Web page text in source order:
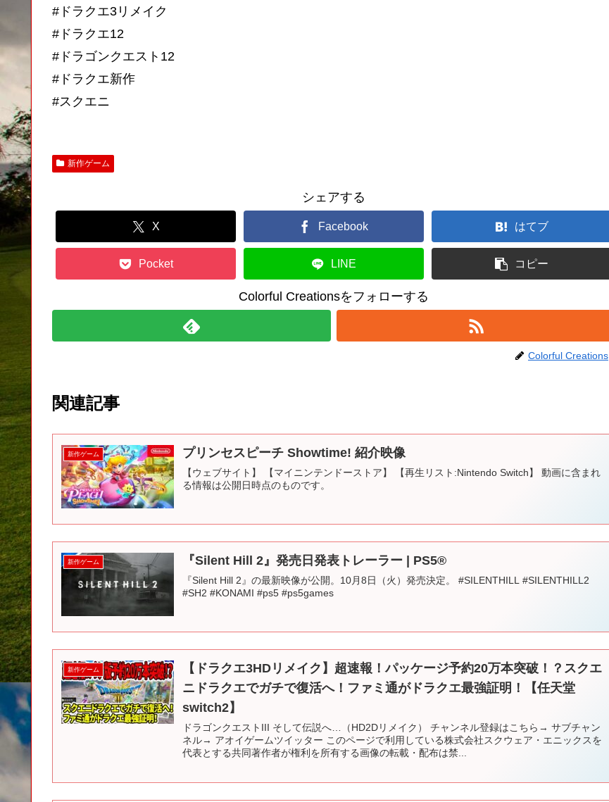
#ドラクエ3リメイク
#ドラクエ12
#ドラゴンクエスト12
#ドラクエ新作
#スクエニ
新作ゲーム
シェアする
X Facebook はてブ
Pocket LINE コピー
Colorful Creationsをフォローする
Colorful Creations
関連記事
新作ゲーム プリンセスピーチ Showtime! 紹介映像
【ウェブサイト】 【マイニンテンドーストア】 【再生リスト:Nintendo Switch】 動画に含まれ
る情報は公開日時点のものです。
新作ゲーム 『Silent Hill 2』発売日発表トレーラー | PS5®
『Silent Hill 2』の最新映像が公開。10月8日（火）発売決定。 #SILENTHILL #SILENTHILL2
#SH2 #KONAMI #ps5 #ps5games
新作ゲーム
【ドラクエ3HDリメイク】超速報！パッケージ予約20万本突破！？スクエ
ニドラクエでガチで復活へ！ファミ通がドラクエ最強証明！【任天堂
switch2】
ドラゴンクエストIII そして伝説へ…（HD2Dリメイク） チャンネル登録はこちら→ サブチャン
ネル→ アオイゲームツイッター このページで利用している株式会社スクウェア・エニックスを
代表とする共同著作者が権利を所有する画像の転載・配布は禁...